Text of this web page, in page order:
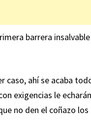
barrera
caso, ahí se acaba
exigencias le
no den el coñazo